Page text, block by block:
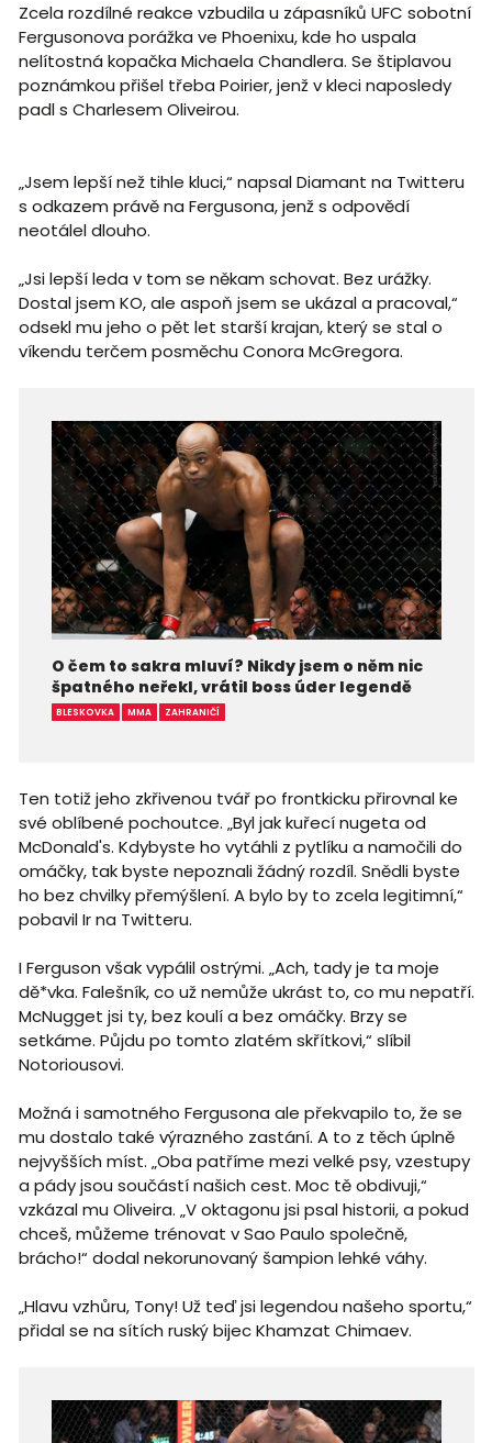
Zcela rozdílné reakce vzbudila u zápasníků UFC sobotní
Fergusonova porážka ve Phoenixu, kde ho uspala
nelítostná kopačka Michaela Chandlera. Se štiplavou
poznámkou přišel třeba Poirier, jenž v kleci naposledy
padl s Charlesem Oliveirou.
„Jsem lepší než tihle kluci,“ napsal Diamant na Twitteru
s odkazem právě na Fergusona, jenž s odpovědí
neotálel dlouho.
„Jsi lepší leda v tom se někam schovat. Bez urážky.
Dostal jsem KO, ale aspoň jsem se ukázal a pracoval,“
odsekl mu jeho o pět let starší krajan, který se stal o
víkendu terčem posměchu Conora McGregora.
O čem to sakra mluví? Nikdy jsem o něm nic
špatného neřekl, vrátil boss úder legendě
BLESKOVKA MMA ZAHRANIČÍ
Ten totiž jeho zkřivenou tvář po frontkicku přirovnal ke
své oblíbené pochoutce. „Byl jak kuřecí nugeta od
McDonald's. Kdybyste ho vytáhli z pytlíku a namočili do
omáčky, tak byste nepoznali žádný rozdíl. Snědli byste
ho bez chvilky přemýšlení. A bylo by to zcela legitimní,“
pobavil Ir na Twitteru.
I Ferguson však vypálil ostrými. „Ach, tady je ta moje
dě*vka. Falešník, co už nemůže ukrást to, co mu nepatří.
McNugget jsi ty, bez koulí a bez omáčky. Brzy se
setkáme. Půjdu po tomto zlatém skřítkovi,“ slíbil
Notoriousovi.
Možná i samotného Fergusona ale překvapilo to, že se
mu dostalo také výrazného zastání. A to z těch úplně
nejvyšších míst. „Oba patříme mezi velké psy, vzestupy
a pády jsou součástí našich cest. Moc tě obdivuji,“
vzkázal mu Oliveira. „V oktagonu jsi psal historii, a pokud
chceš, můžeme trénovat v Sao Paulo společně,
brácho!“ dodal nekorunovaný šampion lehké váhy.
„Hlavu vzhůru, Tony! Už teď jsi legendou našeho sportu,“
přidal se na sítích ruský bijec Khamzat Chimaev.